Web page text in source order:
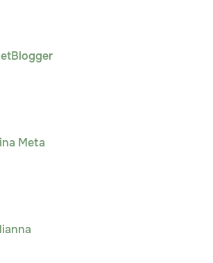
Meta